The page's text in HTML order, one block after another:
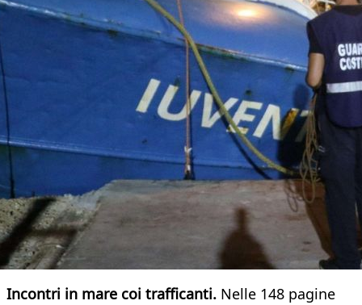
Incontri in mare coi trafficanti. Nelle 148 pagine